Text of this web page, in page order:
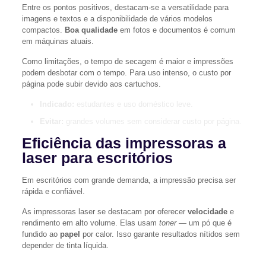
Entre os pontos positivos, destacam-se a versatilidade para
imagens e textos e a disponibilidade de vários modelos
compactos. Boa qualidadeem fotos e documentos é comum
em máquinas atuais.
Como limitações, o tempo de secagem é maior e impressões
podem desbotar com o tempo. Para uso intenso, o custo por
página pode subir devido aos cartuchos.
Eficiência das impressoras a
laser para escritórios
Em escritórios com grande demanda, a impressão precisa ser
rápida e confiável.
As impressoras laser se destacam por oferecer velocidadee
rendimento em alto volume. Elas usam toner— um pó que é
fundido ao papel por calor. Isso garante resultados nítidos sem
depender de tinta líquida.